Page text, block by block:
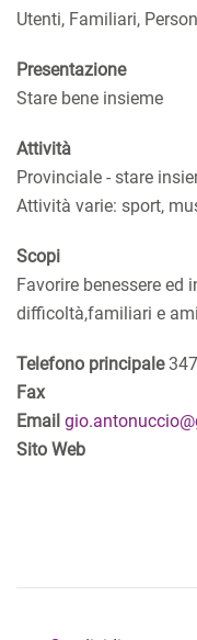
Utenti, Familiari,
Presentazione
Stare bene insieme
Attività
Provinciale - stare
Attività varie: sport,
Scopi
Favorire benessere ed
difficoltà,familiari e
Telefono principale
Fax
Email
Sito Web